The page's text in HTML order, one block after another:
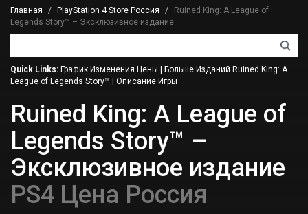
Главная PlayStation 4 Store Россия
Ruined King: A League of
Legends Story™ – Эксклюзивное издание
Quick Links: График Изменения Цены
Больше Изданий Ruined King: A
League of Legends Story™
Описание Игры
Ruined King: A League of
Legends Story™ –
Эксклюзивное издание
PS4 Цена Россия